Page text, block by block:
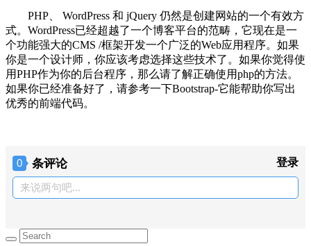
PHP、 WordPress 和 jQuery 仍然是创建网站的一个有效方
式。WordPress已经超越了一个博客平台的范畴，它现在是一
个功能强大的CMS /框架开发一个广泛的Web应用程序。如果
你是一个设计师，你应该考虑选择这些技术了。如果你觉得使
用PHP作为你的后台程序，那么请了解正确使用php的方法。
如果你已经准备好了，请参考一下Bootstrap-它能帮助你写出
优秀的前端代码。
0 条评论 登录
来说两句吧...